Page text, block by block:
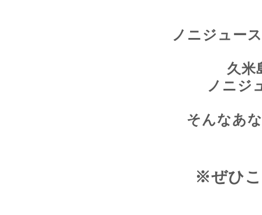
ノニジュー
久米
ノニジ
そんなあ
※ぜひこ